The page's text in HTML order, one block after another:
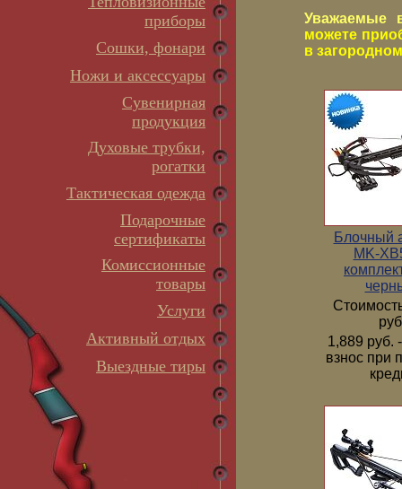
приборы
Сошки, фонари
Ножи и аксессуары
Сувенирная
продукция
Духовые трубки,
рогатки
Тактическая одежда
Подарочные
сертификаты
Комиссионные
товары
Услуги
Активный отдых
Выездные тиры
Уважаемые
можете
в
Блочный
MK-
1,889 руб.
взнос при